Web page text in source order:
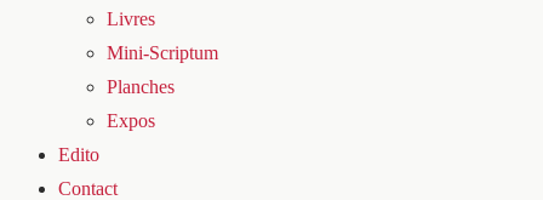
Livres
Mini-Scriptum
Planches
Expos
Edito
Contact